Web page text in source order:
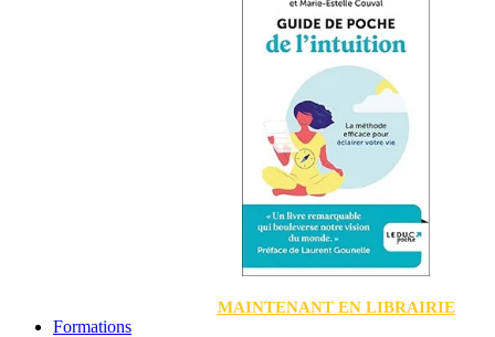
MAINTENANT EN LIBRAIRIE
Formations